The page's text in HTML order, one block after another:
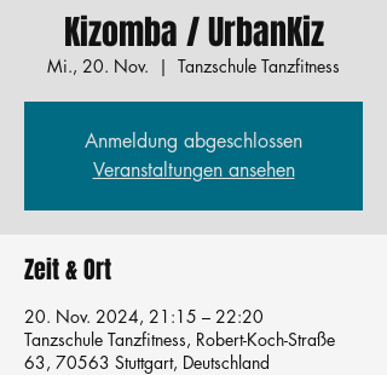
Kizomba / UrbanKiz
Mi., 20. Nov.
  |
Tanzschule Tanzfitness
Anmeldung abgeschlossen
Veranstaltungen ansehen
Zeit & Ort
20. Nov. 2024, 21:15 – 22:20
Tanzschule Tanzfitness, Robert-Koch-Straße
63, 70563 Stuttgart, Deutschland